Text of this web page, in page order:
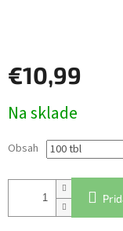
€10,99
cena:
Na sklade
Obsah